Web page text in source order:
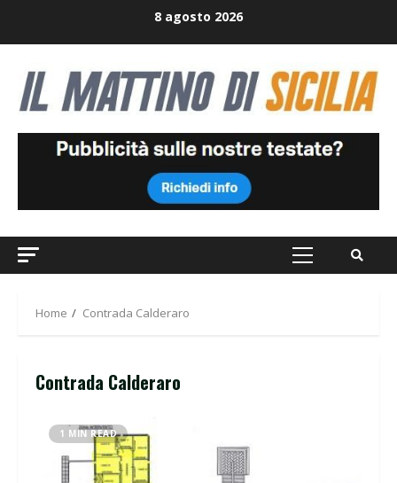
8 agosto 2026
Primary
Home Contrada Calderaro
Contrada Calderaro
1 MIN READ